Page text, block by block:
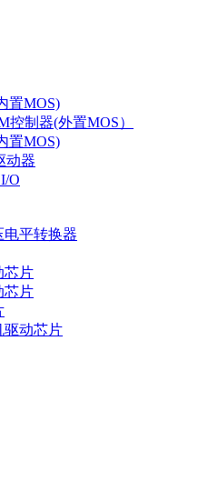
置MOS)
控制器(外置MOS）
置MOS)
动器
O
电平转换器
芯片
芯片
驱动芯片